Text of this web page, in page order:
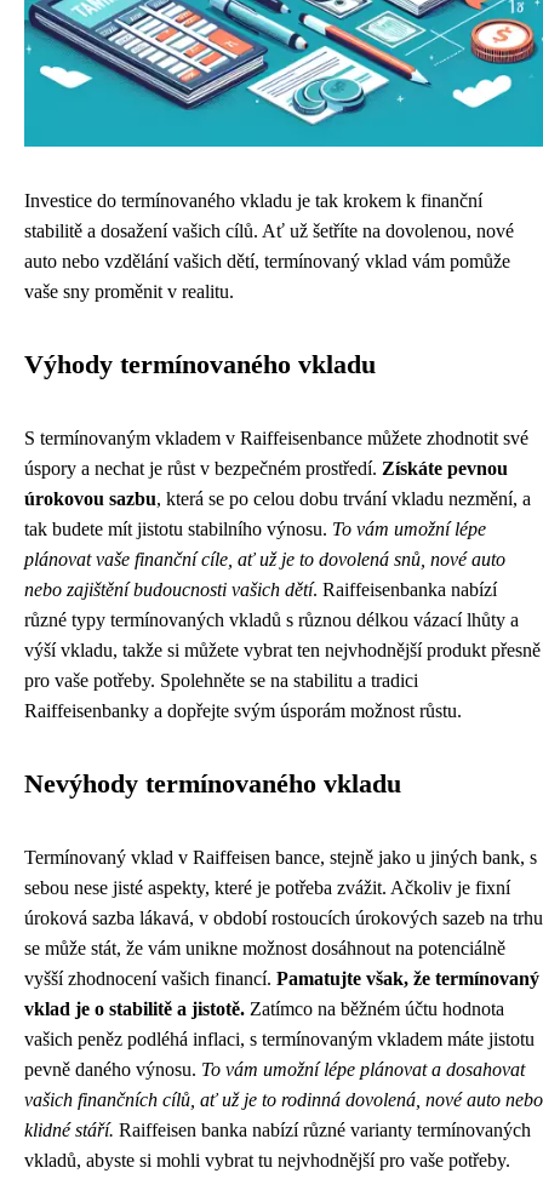
Investice do termínovaného vkladu je tak krokem k finanční
stabilitě a dosažení vašich cílů. Ať už šetříte na dovolenou, nové
auto nebo vzdělání vašich dětí, termínovaný vklad vám pomůže
vaše sny proměnit v realitu.
Výhody termínovaného vkladu
S termínovaným vkladem v Raiffeisenbance můžete zhodnotit své
úspory a nechat je růst v bezpečném prostředí. Získáte pevnou
úrokovou sazbu, která se po celou dobu trvání vkladu nezmění, a
tak budete mít jistotu stabilního výnosu. To vám umožní lépe
plánovat vaše finanční cíle, ať už je to dovolená snů, nové auto
nebo zajištění budoucnosti vašich dětí. Raiffeisenbanka nabízí
různé typy termínovaných vkladů s různou délkou vázací lhůty a
výší vkladu, takže si můžete vybrat ten nejvhodnější produkt přesně
pro vaše potřeby. Spolehněte se na stabilitu a tradici
Raiffeisenbanky a dopřejte svým úsporám možnost růstu.
Nevýhody termínovaného vkladu
Termínovaný vklad v Raiffeisen bance, stejně jako u jiných bank, s
sebou nese jisté aspekty, které je potřeba zvážit. Ačkoliv je fixní
úroková sazba lákavá, v období rostoucích úrokových sazeb na trhu
se může stát, že vám unikne možnost dosáhnout na potenciálně
vyšší zhodnocení vašich financí. Pamatujte však, že termínovaný
vklad je o stabilitě a jistotě. Zatímco na běžném účtu hodnota
vašich peněz podléhá inflaci, s termínovaným vkladem máte jistotu
pevně daného výnosu. To vám umožní lépe plánovat a dosahovat
vašich finančních cílů, ať už je to rodinná dovolená, nové auto nebo
klidné stáří. Raiffeisen banka nabízí různé varianty termínovaných
vkladů, abyste si mohli vybrat tu nejvhodnější pro vaše potřeby.